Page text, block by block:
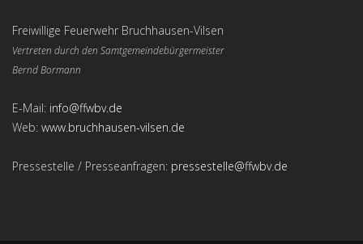
Freiwillige Feuerwehr Bruchhausen-Vilsen
Vertreten durch den Samtgemeindebürgermeister
Bernd Bormann
E-Mail: info@ffwbv.de
Web: www.bruchhausen-vilsen.de
Pressestelle / Presseanfragen: pressestelle@ffwbv.de